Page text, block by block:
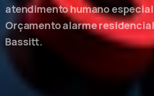
atendimento humano
Orçamento alarme
Bassitt.